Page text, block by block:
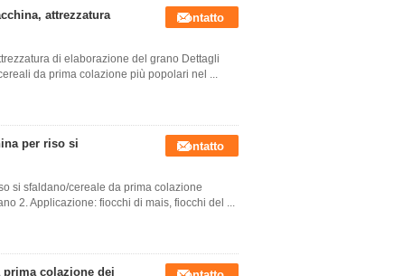
attrezzatura
Contatto
di elaborazione del grano Dettagli
da prima colazione più popolari nel ...
per riso si
Contatto
si sfaldano/cereale da prima colazione
2. Applicazione: fiocchi di mais, fiocchi del ...
prima colazione dei